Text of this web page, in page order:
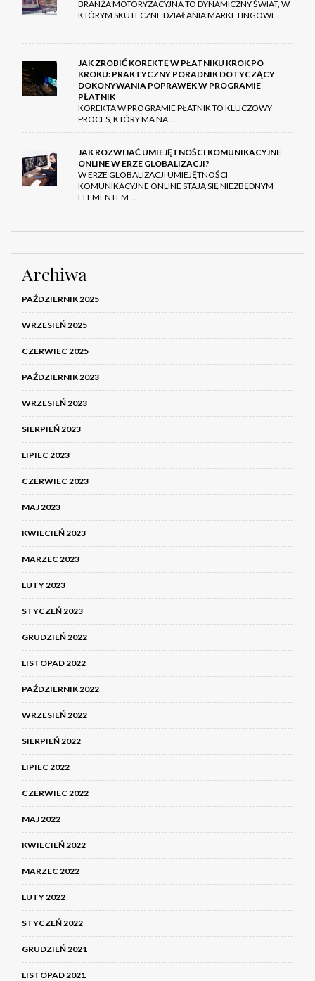
BRANŻA MOTORYZACYJNA TO DYNAMICZNY ŚWIAT, W
KTÓRYM SKUTECZNE DZIAŁANIA MARKETINGOWE …
JAK ZROBIĆ KOREKTĘ W PŁATNIKU KROK PO
KROKU: PRAKTYCZNY PORADNIK DOTYCZĄCY
DOKONYWANIA POPRAWEK W PROGRAMIE
PŁATNIK
KOREKTA W PROGRAMIE PŁATNIK TO KLUCZOWY
PROCES, KTÓRY MA NA …
JAK ROZWIJAĆ UMIEJĘTNOŚCI KOMUNIKACYJNE
ONLINE W ERZE GLOBALIZACJI?
W ERZE GLOBALIZACJI UMIEJĘTNOŚCI
KOMUNIKACYJNE ONLINE STAJĄ SIĘ NIEZBĘDNYM
ELEMENTEM …
Archiwa
PAŹDZIERNIK 2025
WRZESIEŃ 2025
CZERWIEC 2025
PAŹDZIERNIK 2023
WRZESIEŃ 2023
SIERPIEŃ 2023
LIPIEC 2023
CZERWIEC 2023
MAJ 2023
KWIECIEŃ 2023
MARZEC 2023
LUTY 2023
STYCZEŃ 2023
GRUDZIEŃ 2022
LISTOPAD 2022
PAŹDZIERNIK 2022
WRZESIEŃ 2022
SIERPIEŃ 2022
LIPIEC 2022
CZERWIEC 2022
MAJ 2022
KWIECIEŃ 2022
MARZEC 2022
LUTY 2022
STYCZEŃ 2022
GRUDZIEŃ 2021
LISTOPAD 2021